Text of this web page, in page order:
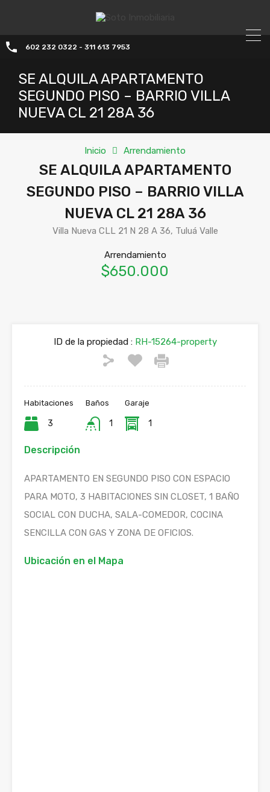
602 232 0322 - 311 613 7953
SE ALQUILA APARTAMENTO
SEGUNDO PISO – BARRIO VILLA
NUEVA CL 21 28A 36
Inicio Arrendamiento
SE ALQUILA APARTAMENTO
SEGUNDO PISO – BARRIO VILLA
NUEVA CL 21 28A 36
Villa Nueva CLL 21 N 28 A 36, Tuluá Valle
Arrendamiento
$650.000
ID de la propiedad :RH-15264-property
Habitaciones
3
Baños
1
Garaje
1
Descripción
APARTAMENTO EN SEGUNDO PISO CON ESPACIO
PARA MOTO, 3 HABITACIONES SIN CLOSET, 1 BAÑO
SOCIAL CON DUCHA, SALA-COMEDOR, COCINA
SENCILLA CON GAS Y ZONA DE OFICIOS.
Ubicación en el Mapa